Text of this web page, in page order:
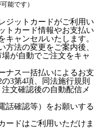
能です）
ジットカードがご利用い
トカード情報やお支払い
キャンセルいたします。
方法の変更をご案内後、
が自動でご注文をキャ
ナス一括払いによるお支
3第4項、同法施行規則
文確認後の自動配信メ
話確認等）をお願いする
ードはご利用いただけま